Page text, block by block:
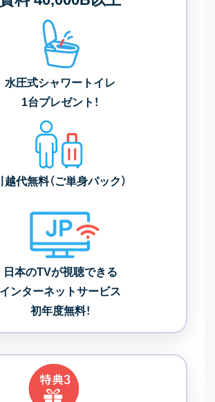
水圧式シャワートイレ
1台プレゼント！
越代無料（ご単身パック）
日本のTVが視聴できる
インターネットサービス
初年度無料！